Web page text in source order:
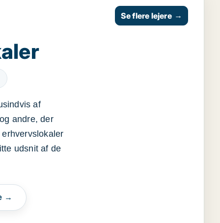
af
andre, der
udsnit af de
→
Se flere lejere →